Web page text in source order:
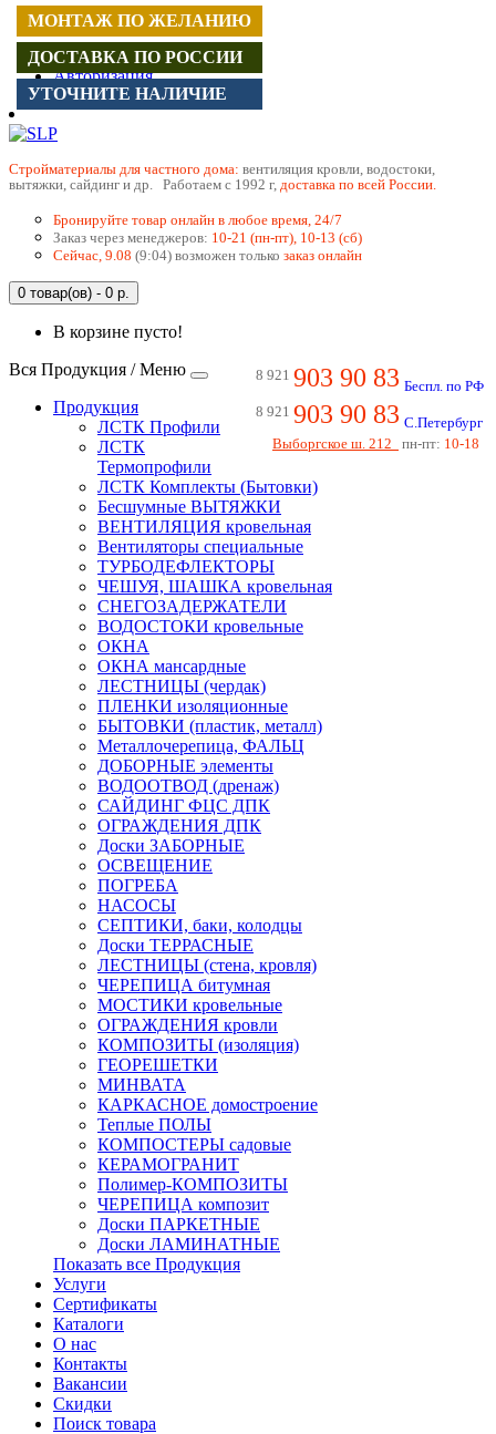
Регистрация
Авторизация
Cтройматериалы для частного дома: вентиляция кровли, водостоки,
вытяжки, сайдинг и др. Работаем с 1992 г, доставка по всей России.
Бронируйте товар онлайн в любое время, 24/7
Заказ через менеджеров: 10-21 (пн-пт), 10-13 (сб)
Сейчас, 9.08 (9:04) возможен только заказ онлайн
0 товар(ов) - 0 р.
В корзине пусто!
8 921 903 90 83 Беспл. по РФ
8 921 903 90 83 С.Петербург
Выборгское ш. 212
пн-пт: 10-18
Вся Продукция / Меню
Продукция
ЛСТК Профили
ЛСТК
Термопрофили
ЛСТК Комплекты (Бытовки)
Бесшумные ВЫТЯЖКИ
ВЕНТИЛЯЦИЯ кровельная
Вентиляторы специальные
ТУРБОДЕФЛЕКТОРЫ
ЧЕШУЯ, ШАШКА кровельная
СНЕГОЗАДЕРЖАТЕЛИ
ВОДОСТОКИ кровельные
ОКНА
ОКНА мансардные
ЛЕСТНИЦЫ (чердак)
ПЛЕНКИ изоляционные
БЫТОВКИ (пластик, металл)
Металлочерепица, ФАЛЬЦ
ДОБОРНЫЕ элементы
ВОДООТВОД (дренаж)
САЙДИНГ ФЦС ДПК
ОГРАЖДЕНИЯ ДПК
Доски ЗАБОРНЫЕ
ОСВЕЩЕНИЕ
ПОГРЕБА
НАСОСЫ
СЕПТИКИ, баки, колодцы
Доски ТЕРРАСНЫЕ
ЛЕСТНИЦЫ (стена, кровля)
ЧЕРЕПИЦА битумная
МОСТИКИ кровельные
ОГРАЖДЕНИЯ кровли
КОМПОЗИТЫ (изоляция)
ГЕОРЕШЕТКИ
МИНВАТА
КАРКАСНОЕ домостроение
Теплые ПОЛЫ
КОМПОСТЕРЫ садовые
КЕРАМОГРАНИТ
Полимер-КОМПОЗИТЫ
ЧЕРЕПИЦА композит
Доски ПАРКЕТНЫЕ
Доски ЛАМИНАТНЫЕ
Показать все Продукция
Услуги
Сертификаты
Каталоги
О нас
Контакты
Вакансии
Скидки
Поиск товара
МОНТАЖ ПО ЖЕЛАНИЮ
ДОСТАВКА ПО РОССИИ
УТОЧНИТЕ НАЛИЧИЕ